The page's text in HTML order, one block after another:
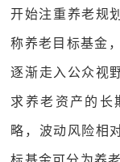
开始注重养老规
称养老目标基金
逐渐走入公众视
求养老资产的长
略，波动风险相